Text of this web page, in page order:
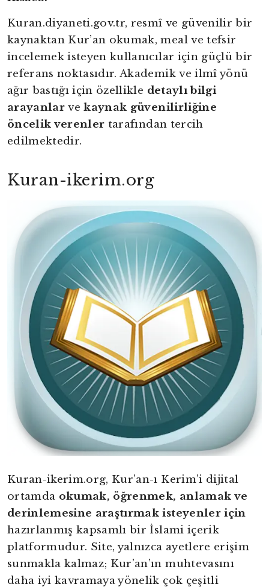
Kuran.diyaneti.gov.tr, resmî ve güvenilir bir
kaynaktan Kur’an okumak, meal ve tefsir
incelemek isteyen kullanıcılar için güçlü bir
referans noktasıdır. Akademik ve ilmî yönü
ağır bastığı için özellikle detaylı bilgi
arayanlar vekaynak güvenilirliğine
öncelik verenler tarafından tercih
edilmektedir.
Kuran-ikerim.org
Kuran-ikerim.org, Kur’an-ı Kerim’i dijital
ortamda okumak, öğrenmek, anlamak ve
derinlemesine araştırmak isteyenler için
hazırlanmış kapsamlı bir İslami içerik
platformudur. Site, yalnızca ayetlere erişim
sunmakla kalmaz; Kur’an’ın muhtevasını
daha iyi kavramaya yönelik çok çeşitli